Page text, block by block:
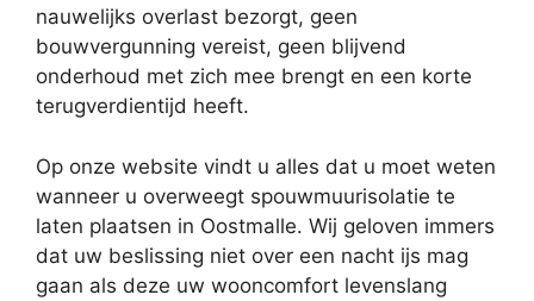
nauwelijks overlast bezorgt, geen
bouwvergunning vereist, geen blijvend
onderhoud met zich mee brengt en een korte
terugverdientijd heeft.
Op onze website vindt u alles dat u moet weten
wanneer u overweegt spouwmuurisolatie te
laten plaatsen in Oostmalle. Wij geloven immers
dat uw beslissing niet over een nacht ijs mag
gaan als deze uw wooncomfort levenslang